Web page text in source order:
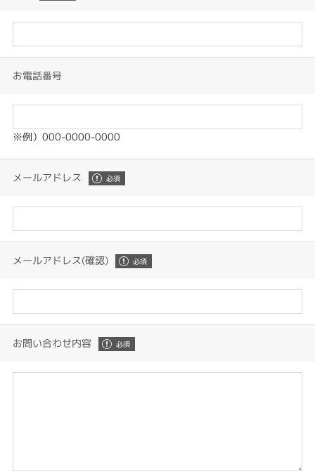
お電話番号
※例）000-0000-0000
メールアドレス
メールアドレス(確認)
お問い合わせ内容